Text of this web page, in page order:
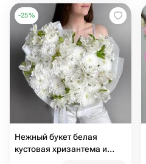
-25%
Нежный букет белая
кустовая хризантема и